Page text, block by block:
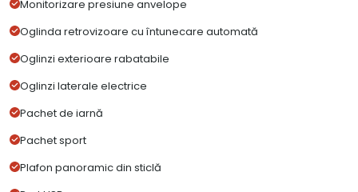
Monitorizare presiune anvelope
Oglinda retrovizoare cu întunecare automată
Oglinzi exterioare rabatabile
Oglinzi laterale electrice
Pachet de iarnă
Pachet sport
Plafon panoramic din sticlă